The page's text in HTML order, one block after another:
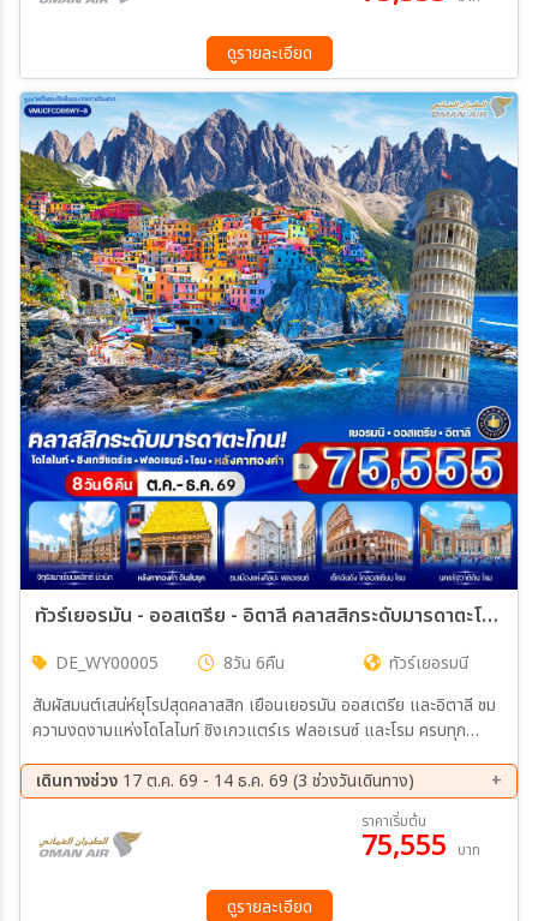
ดูรายละเอียด
ทัวร์เยอรมัน - ออสเตรีย - อิตาลี คลาสสิกระดับมารดาตะโกน โดโลไมท์ ชิงเกวแตร์เร ฟลอเรนซ์ โรม หลังคาทองคำ 8วัน 6คืน (WY)
DE_WY00005 8วัน 6คืน
ทัวร์เยอรมนี
สัมผัสมนต์เสน่ห์ยุโรปสุดคลาสสิก เยือนเยอรมัน ออสเตรีย และอิตาลี ชม
ความงดงามแห่งโดโลไมท์ ชิงเกวแตร์เร ฟลอเรนซ์ และโรม ครบทุก
เดินทางช่วง 17 ต.ค. 69 - 14 ธ.ค. 69 (3 ช่วงวันเดินทาง)
30 พ.ย. 69 - 07 ธ.ค. 69
07 ธ.ค. 69 - 14 ธ.ค. 69
ราคาเริ่มต้น
75,555 บาท
ดูรายละเอียด